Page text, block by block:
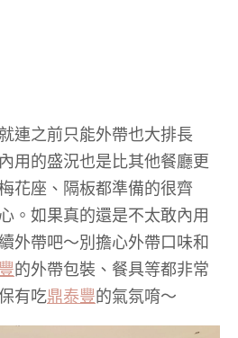
連之前只能外帶也大排長
用的盛況也是比其他餐廳更
花座、隔板都準備的很齊
。如果真的還是不太敢內用
外帶吧～別擔心外帶口味和
的外帶包裝、餐具等都非常
有吃鼎泰豐的氣氛唷～